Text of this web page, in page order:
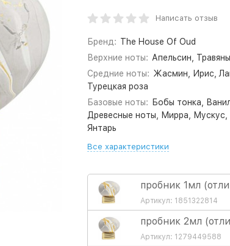
Написать отзыв
Бренд: The House Of Oud
Верхние ноты: Апельсин,
Средние ноты: Жасмин, Ирис,
Турецкая роза
Базовые ноты:
Бобы тонка,
Древесные ноты, Мирра, Мускус,
Янтарь
Все характеристики
пробник 1мл
Артикул: 1851322814
пробник 2мл
Артикул: 1279449588